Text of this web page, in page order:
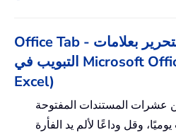
Office Tab - تمكين القراءة والتحرير بعلامات
التبويب في Microsoft Office (بما في ذلك
Excel)